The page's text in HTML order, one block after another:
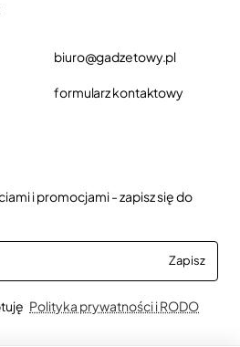
biuro@gadzetowy.pl
formularz kontaktowy
i promocjami - zapisz się do
Zapisz
Polityka prywatności i RODO